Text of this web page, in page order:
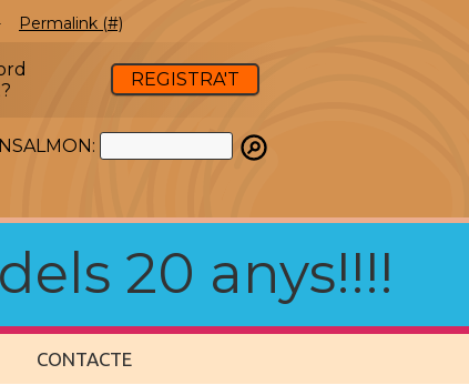
Permalink (#)
REGISTRA'T
20 anys!!!!
CONTACTE